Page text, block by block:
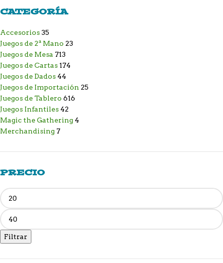
CATEGORÍA
Accesorios35
Juegos de 2ª Mano 23
Juegos de Mesa 713
Juegos de Cartas 174
Juegos de Dados 44
Juegos de Importación 25
Juegos de Tablero 616
Juegos Infantiles 42
Magic the Gathering 4
Merchandising 7
PRECIO
Filtrar